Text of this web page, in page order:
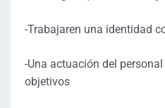
-Trabajaren una identidad
-Una actuación del
objetivos